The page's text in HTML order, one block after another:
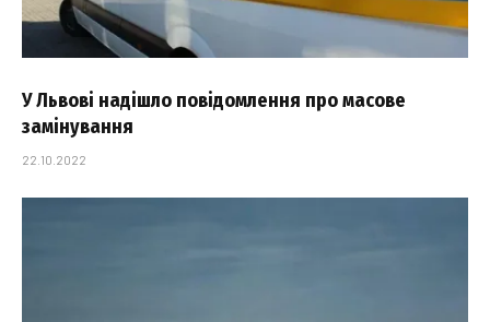
У Львові надішло повідомлення про масове
замінування
22.10.2022